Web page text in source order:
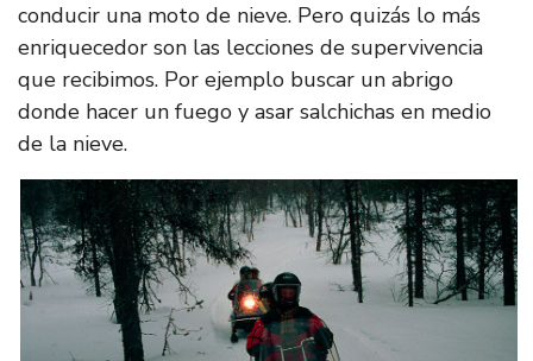
conducir una moto de nieve. Pero quizás lo más
enriquecedor son las lecciones de supervivencia
que recibimos. Por ejemplo buscar un abrigo
donde hacer un fuego y asar salchichas en medio
de la nieve.